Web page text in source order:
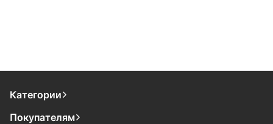
Категории
Покупателям